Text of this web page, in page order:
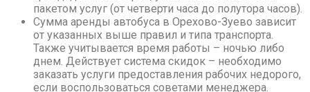
пакетом услуг (от четверти часа до полутора часов).
Сумма аренды автобуса в Орехово-Зуево зависит
от указанных выше правил и типа транспорта.
Также учитывается время работы – ночью либо
днем. Действует система скидок – необходимо
заказать услуги предоставления рабочих недорого,
если воспользоваться советами менеджера.